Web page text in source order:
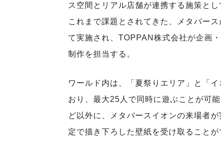
ス空間とリアル店舗が連携する施策とし
これまで課題とされてきた、メタバー
て実施され、TOPPAN株式会社が企画
制作を担当する。
ワールド内は、「夏祭りエリア」と「
おり、最大25人で同時に遊ぶことが可
ど以外に、メタバースイオンの来場者
定で描き下ろした壁紙を受け取ることが